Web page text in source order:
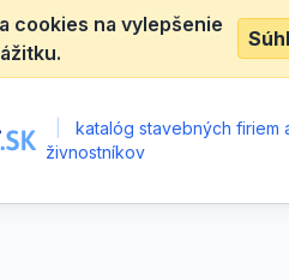
cookies na vylepšenie
katalóg stavebných firiem
živnostníkov